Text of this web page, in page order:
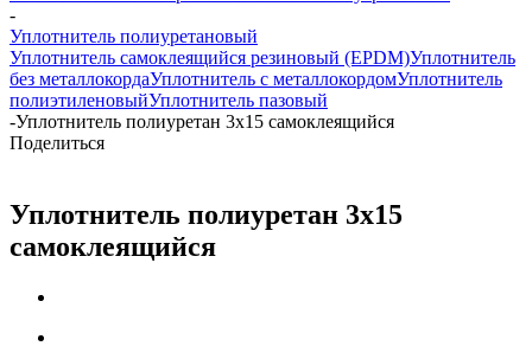
-
Уплотнитель полиуретановый
Уплотнитель самоклеящийся резиновый (EPDM)Уплотнитель
без металлокордаУплотнитель с металлокордомУплотнитель
полиэтиленовыйУплотнитель пазовый
-Уплотнитель полиуретан 3x15 самоклеящийся
Поделиться
Уплотнитель полиуретан 3x15
самоклеящийся